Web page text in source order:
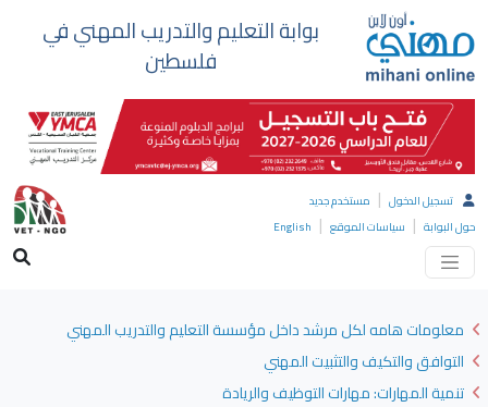
بوابة التعليم والتدريب المهني في
فلسطين
تسجيل الدخول | مستخدم جديد
حول البوابة | سياسات الموقع |
English
معلومات هامه لكل مرشد داخل مؤسسة التعليم والتدريب المهني
التوافق والتكيف والتثبيت المهني
تنمية المهارات: مهارات التوظيف والريادة